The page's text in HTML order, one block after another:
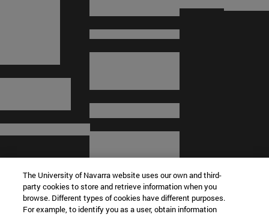
The University of Navarra website uses our own and third-
party cookies to store and retrieve information when you
browse. Different types of cookies have different purposes.
For example, to identify you as a user, obtain information